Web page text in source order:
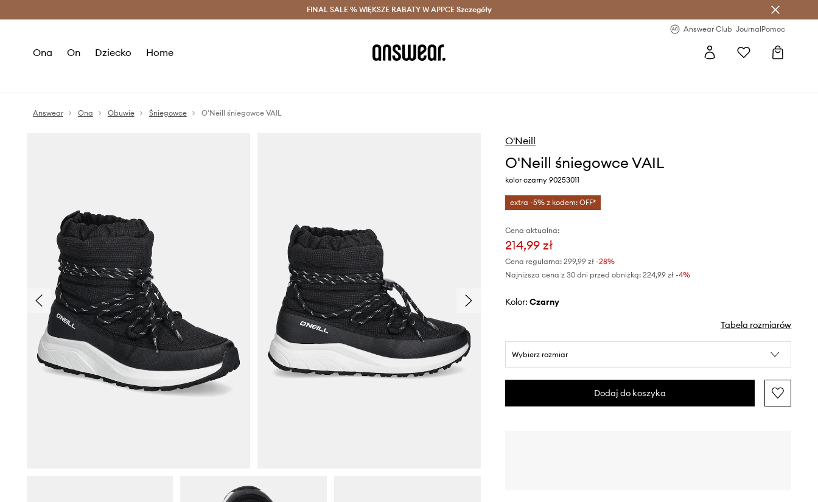
Oszczędzaj z Answear Club > Dostawa nawet w 24h >
FINAL SALE % WIĘKSZE RABATY W APPCE Szczegóły
Answear Club JournalPomoc
Ona On Dziecko Home
Answear Ona Obuwie Śniegowce O'Neill śniegowce VAIL
O'Neill
O'Neill śniegowce VAIL
kolor czarny 90253011
extra -5% z kodem: OFF*
Cena aktualna:
214,99 zł
Cena regularna: 299,99 zł-28%
Najniższa cena z 30 dni przed obniżką: 224,99 zł -4%
Kolor: czarny
Tabela rozmiarów
Wybierz rozmiar
Dodaj do koszyka